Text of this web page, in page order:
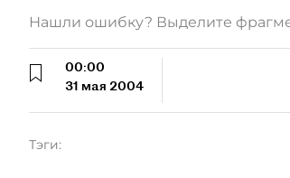
Нашли ошибку? Выделите
00:00
31 мая 2004
Тэги: